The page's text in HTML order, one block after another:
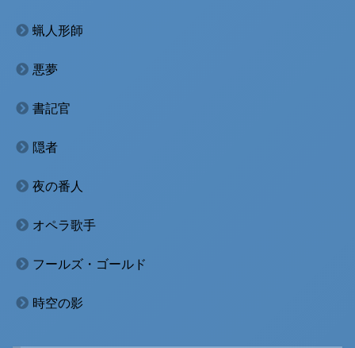
蝋人形師
悪夢
書記官
隠者
夜の番人
オペラ歌手
フールズ・ゴールド
時空の影